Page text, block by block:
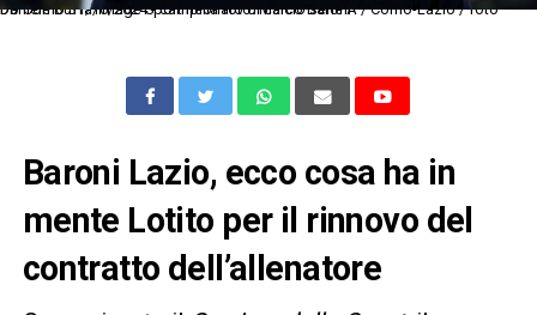
Db Como 31/10/2024 - campionato di calcio serie A / Como-Lazio / foto Daniele Buffa/Image Sport nella foto: Marco Baroni
Baroni Lazio, ecco cosa ha in
mente Lotito per il rinnovo del
contratto dell’allenatore